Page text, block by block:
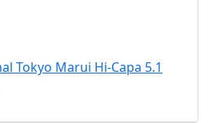
Tokyo Marui Hi-Capa 5.1